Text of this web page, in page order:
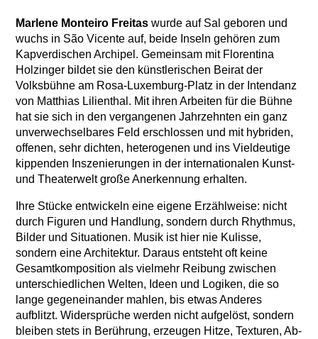
Marlene Monteiro Freitaswurde auf Sal geboren und
wuchs in São Vicente auf, beide Inseln gehören zum
Kapverdischen Archipel. Gemeinsam mit Florentina
Holzinger bildet sie den künstlerischen Beirat der
Volksbühne am Rosa-Luxemburg-Platz in der Intendanz
von Matthias Lilienthal. Mit ihren Arbeiten für die Bühne
hat sie sich in den vergangenen Jahrzehnten ein ganz
unverwechselbares Feld erschlossen und mit hybriden,
offenen, sehr dichten, heterogenen und ins Vieldeutige
kippenden Inszenierungen in der internationalen Kunst-
und Theaterwelt große Anerkennung erhalten.
Ihre Stücke entwickeln eine eigene Erzählweise: nicht
durch Figuren und Handlung, sondern durch Rhythmus,
Bilder und Situationen. Musik ist hier nie Kulisse,
sondern eine Architektur. Daraus entsteht oft keine
Gesamtkomposition als vielmehr Reibung zwischen
unterschiedlichen Welten, Ideen und Logiken, die so
lange gegeneinander mahlen, bis etwas Anderes
aufblitzt. Widersprüche werden nicht aufgelöst, sondern
bleiben stets in Berührung, erzeugen Hitze, Texturen, Ab-